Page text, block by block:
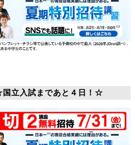
立入試まであと４日！☆